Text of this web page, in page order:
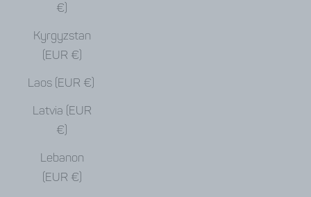
€)
Kyrgyzstan
(EUR €)
Laos (EUR €)
Latvia (EUR
€)
Lebanon
(EUR €)